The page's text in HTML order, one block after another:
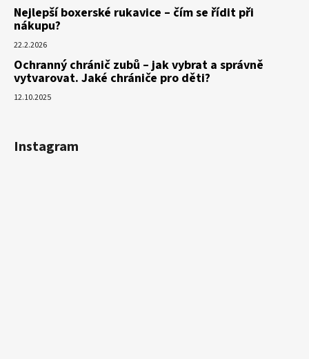
Nejlepší boxerské rukavice – čím se řídit při
nákupu?
22.2.2026
Ochranný chránič zubů – jak vybrat a správně
vytvarovat. Jaké chrániče pro děti?
12.10.2025
Instagram